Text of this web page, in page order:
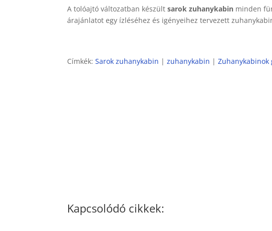
A tolóajtó változatban készültsarok zuhanykabin minden
árajánlatot egy ízléséhez és igényeihez tervezett
Címkék:Sarok zuhanykabin |zuhanykabin |Zuhanykabinok
Kapcsolódó cikkek: